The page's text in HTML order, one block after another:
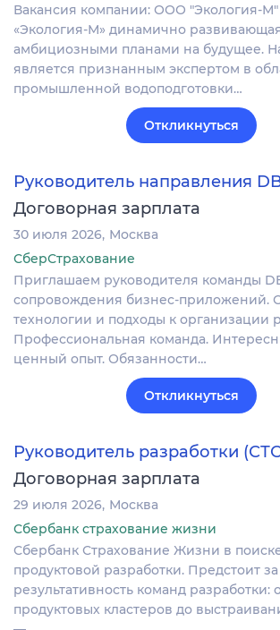
Вакансия компании: ООО "Экология-
«Экология-М» динамично
амбициозными планами на будущее.
является признанным экспертом в
промышленной водоподготовки…
Откликнуться
Руководитель направления
Договорная зарплата
30 июля 2026 Москва
СберСтрахование
Приглашаем руководителя команды
сопровождения бизнес-приложений.
технологии и подходы к организации
Профессиональная команда.
ценный опыт. Обязанности…
Откликнуться
Руководитель разработки
Договорная зарплата
29 июля 2026 Москва
Сбербанк страхование жизни
Сбербанк Страхование Жизни в
продуктовой разработки. Предстоит
результативность команд разработки:
продуктовых кластеров до